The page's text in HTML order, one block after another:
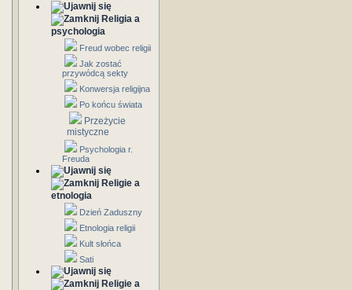
Religia a
psychologia
Freud wobec religii
Jak zostać
przywódcą sekty
Konwersja religijna
Po końcu świata
Przeżycie
mistyczne
Psychologia r.
Freuda
Religie a
etnologia
Dzień Zaduszny
Etnologia religii
Kult słońca
Sati
Religie a